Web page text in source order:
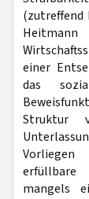
(zutreffend
einer
das
Vorliegen
erfüllbare
mangels